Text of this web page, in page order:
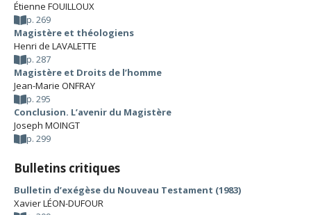
Étienne FOUILLOUX
p. 269
Magistère et théologiens
Henri de LAVALETTE
p. 287
Magistère et Droits de l’homme
Jean-Marie ONFRAY
p. 295
Conclusion. L’avenir du Magistère
Joseph MOINGT
p. 299
Bulletins critiques
Bulletin d’exégèse du Nouveau Testament (1983)
Xavier LÉON-DUFOUR